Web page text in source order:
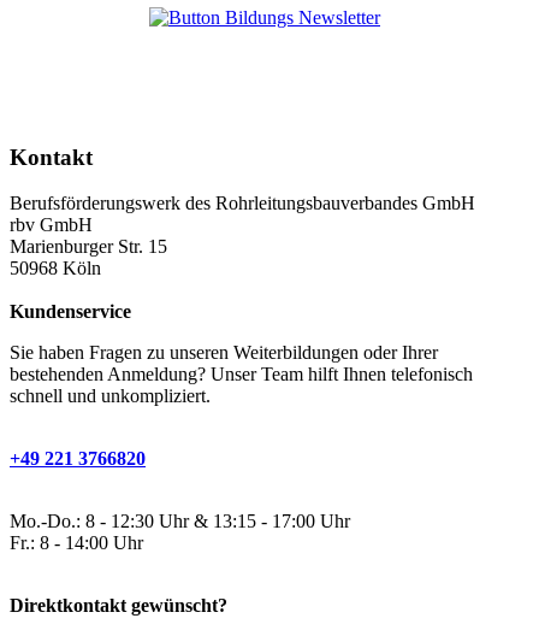
Kontakt
Berufsförderungswerk des Rohrleitungsbauverbandes GmbH
rbv GmbH
Marienburger Str. 15
50968 Köln
Kundenservice
Sie haben Fragen zu unseren Weiterbildungen oder Ihrer
bestehenden Anmeldung? Unser Team hilft Ihnen telefonisch
schnell und unkompliziert.
+49 221 3766820
Mo.-Do.: 8 - 12:30 Uhr & 13:15 - 17:00 Uhr
Fr.: 8 - 14:00 Uhr
Direktkontakt gewünscht?